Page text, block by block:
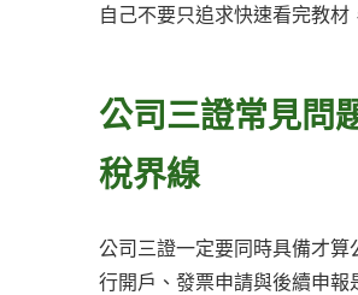
自己不要只追求快速看完教
公司三證常見問
稅界線
公司三證一定要同時具備才
行開戶、發票申請與後續申